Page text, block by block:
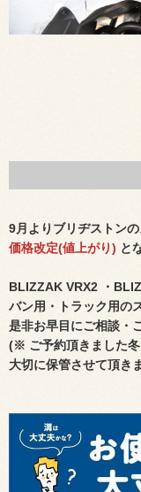
9月よりブリヂストン
価格改定(値上がり) と
BLIZZAK VRX2 ・
バン用・トラック用の
是非お早目にご相談・
(※ ご予約頂きました
大切に保管させて頂き